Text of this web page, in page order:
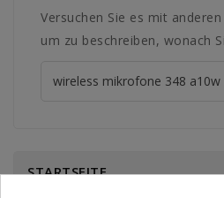
Versuchen Sie es mit
um zu beschreiben, wonach
STARTSEITE